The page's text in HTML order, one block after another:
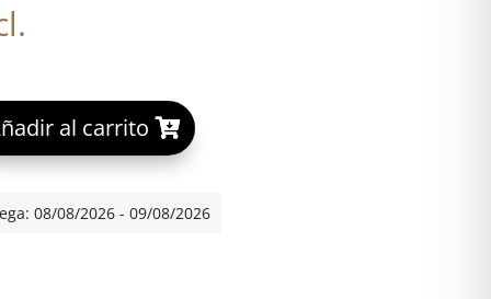
E30 CAP cantidad
al carrito
A
e
08/08/2026 - 09/08/2026